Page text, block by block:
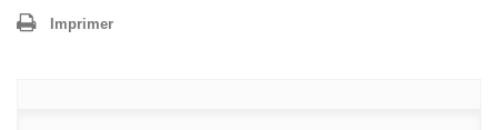
Imprimer